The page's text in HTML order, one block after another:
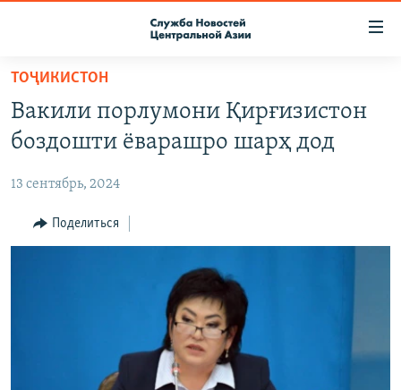
Вернуться
основному
содержанию
навигации
Вернутся
ПОДПИСКА
RFE/RL ДИРЕКТ
НАСТОЯЩЕЕ ВРЕМЯ
ТОҶИКИСТОН
Вакили порлумони Қирғизистон
боздошти ёварашро шарҳ дод
13 сентябрь, 2024
Поделиться